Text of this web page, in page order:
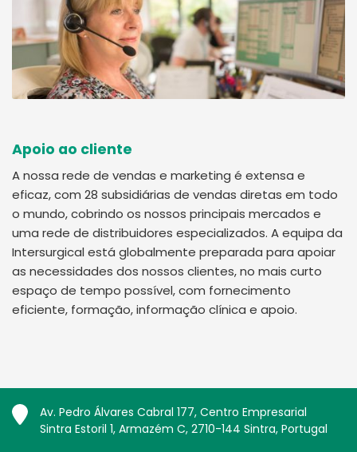
Apoio ao cliente
A nossa rede de vendas e marketing é extensa e
eficaz, com 28 subsidiárias de vendas diretas em todo
o mundo, cobrindo os nossos principais mercados e
uma rede de distribuidores especializados. A equipa da
Intersurgical está globalmente preparada para apoiar
as necessidades dos nossos clientes, no mais curto
espaço de tempo possível, com fornecimento
eficiente, formação, informação clínica e apoio.
Av. Pedro Álvares Cabral 177, Centro Empresarial
Sintra Estoril 1, Armazém C, 2710-144 Sintra, Portugal